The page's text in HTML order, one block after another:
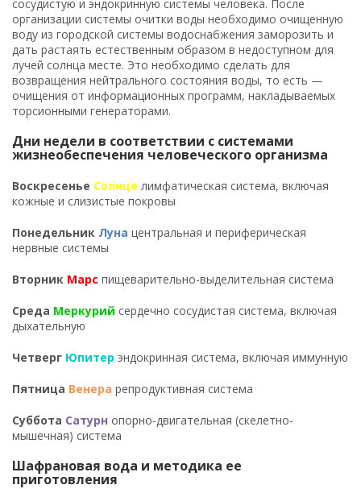
сосудистую и эндокринную системы человека. После
организации системы очитки воды необходимо очищенную
воду из городской системы водоснабжения заморозить и
дать растаять естественным образом в недоступном для
лучей солнца месте. Это необходимо сделать для
возвращения нейтрального состояния воды, то есть —
очищения от информационных программ, накладываемых
торсионными генераторами.
Дни недели в соответствии с системами
жизнеобеспечения человеческого организма
Воскресенье Солнце лимфатическая система, включая
кожные и слизистые покровы
Понедельник Луна центральная и периферическая
нервные системы
Вторник Марс пищеварительно-выделительная система
Среда Меркурий сердечно сосудистая система, включая
дыхательную
Четверг Юпитер эндокринная система, включая иммунную
Пятница Венера репродуктивная система
Суббота Сатурн опорно-двигательная (скелетно-
мышечная) система
Шафрановая вода и методика ее
приготовления